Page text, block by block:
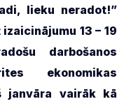
lieku neradot!”
13 – 19
darbošanos
ekonomikas
janvāra vairāk kā